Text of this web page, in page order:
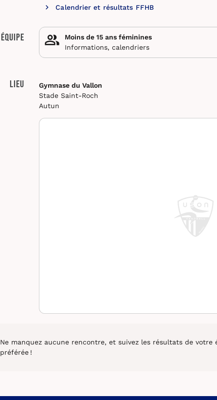
Calendrier et résultats FFHB
Équipe
Moins de 15 ans féminines
Informations, calendriers
Lieu
Gymnase du Vallon
Stade Saint-Roch
Autun
Ne manquez aucune rencontre, et suivez les résultats de votre
préférée !